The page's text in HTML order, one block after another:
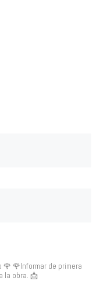
🌹 🌹Informar de primera
la obra. 📩